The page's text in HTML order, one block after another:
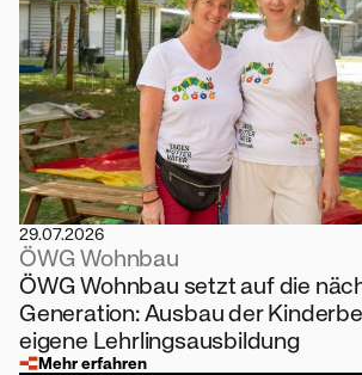
29.07.2026
ÖWG Wohnbau
ÖWG Wohnbau setzt auf die
Generation: Ausbau der
eigene Lehrlingsausbildung
Mehr erfahren